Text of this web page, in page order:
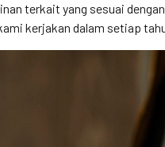
terkait yang sesuai
kerjakan dalam setiap